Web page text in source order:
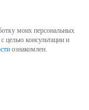
моих персональных
целью консультации и
ознакомлен.